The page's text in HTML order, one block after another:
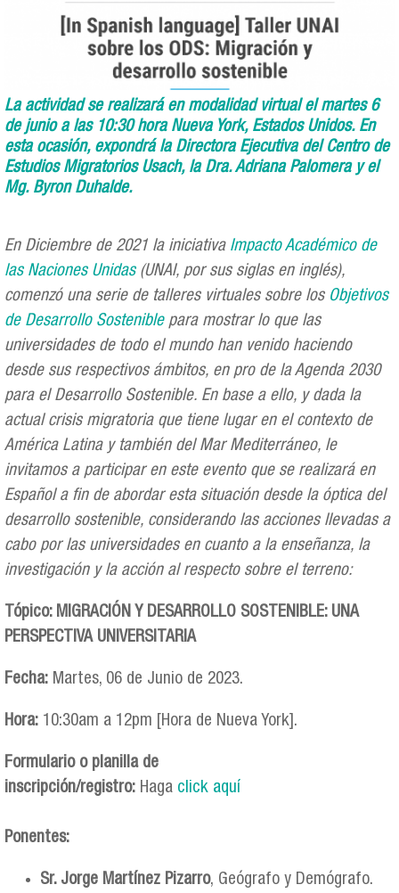
La actividad se realizará en modalidad virtual el martes 6
de junio a las 10:30 hora Nueva York, Estados Unidos. En
esta ocasión, expondrá la Directora Ejecutiva del Centro de
Estudios Migratorios Usach, la Dra. Adriana Palomera y el
Mg. Byron Duhalde.
En Diciembre de 2021 la iniciativa Impacto Académico de
las Naciones Unidas(UNAI, por sus siglas en inglés),
comenzó una serie de talleres virtuales sobre los Objetivos
de Desarrollo Sosteniblepara mostrar lo que las
universidades de todo el mundo han venido haciendo
desde sus respectivos ámbitos, en pro de la Agenda 2030
para el Desarrollo Sostenible. En base a ello, y dada la
actual crisis migratoria que tiene lugar en el contexto de
América Latina y también del Mar Mediterráneo, le
invitamos a participar en este evento que se realizará en
Español a fin de abordar esta situación desde la óptica del
desarrollo sostenible, considerando las acciones llevadas a
cabo por las universidades en cuanto a la enseñanza, la
investigación y la acción al respecto sobre el terreno:
Tópico: MIGRACIÓN Y DESARROLLO SOSTENIBLE: UNA
PERSPECTIVA UNIVERSITARIA
Fecha: Martes, 06 de Junio de 2023.
Hora: 10:30am a 12pm [Hora de Nueva York].
Formulario o planilla de
inscripción/registro: Haga click aquí
Ponentes:
Sr. Jorge Martínez Pizarro, Geógrafo y Demógrafo.